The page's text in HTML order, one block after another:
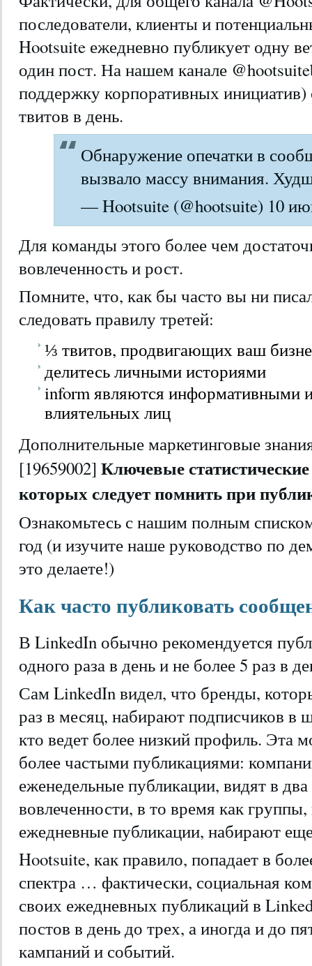
последователи, клиенты и
Hootsuite ежедневно публикует одну
один пост. На нашем канале
поддержку корпоративных
твитов в день.
Обнаружение опечатки в
вызвало массу внимания.
— Hootsuite (@hootsuite) 10
Для команды этого более чем
вовлеченность и рост.
Помните, что, как бы часто вы ни
следовать правилу третей:
⅓ твитов, продвигающих ваш
делитесь личными историями
inform являются информативными
влиятельных лиц
Дополнительные маркетинговые
[19659002] Ключевые
которых следует помнить при
Ознакомьтесь с нашим полным
год (и изучите наше руководство по
это делаете!)
Как часто публиковать
В LinkedIn обычно рекомендуется
одного раза в день и не более 5 раз в
Сам LinkedIn видел, что бренды,
раз в месяц, набирают подписчиков в
кто ведет более низкий профиль. Эта
более частыми публикациями:
еженедельные публикации, видят в
вовлеченности, в то время как
ежедневные публикации, набирают
Hootsuite, как правило, попадает в
спектра … фактически, социальная
своих ежедневных публикаций в
постов в день до трех, а иногда и до
кампаний и событий.